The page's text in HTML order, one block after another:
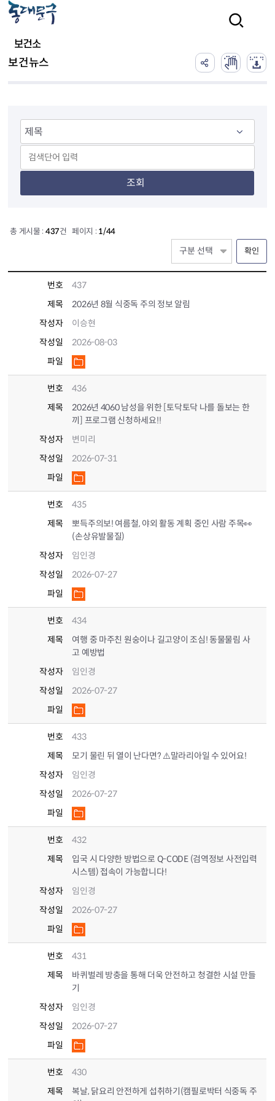
보건소
보건뉴스
조회
총 게시물 : 437건 페이지 : 1/44
확인
번호
437
제목
2026년 8월 식중독 주의 정보 알림
작성자
이승현
작성일
2026-08-03
파일
번호
436
제목
2026년 4060 남성을 위한 [토닥토닥 나를 돌보는 한
끼] 프로그램 신청하세요!!
작성자
변미리
작성일
2026-07-31
파일
번호
435
제목
뽀득주의보! 여름철, 야외 활동 계획 중인 사람 주목👀
(손상유발물질)
작성자
임인경
작성일
2026-07-27
파일
번호
434
제목
여행 중 마주친 원숭이나 길고양이 조심! 동물물림 사
고 예방법
작성자
임인경
작성일
2026-07-27
파일
번호
433
제목
모기 물린 뒤 열이 난다면? ⚠️말라리아일 수 있어요!
작성자
임인경
작성일
2026-07-27
파일
번호
432
제목
입국 시 다양한 방법으로 Q-CODE (검역정보 사전입력
시스템) 접속이 가능합니다!
작성자
임인경
작성일
2026-07-27
파일
번호
431
제목
바퀴벌레 방충을 통해 더욱 안전하고 청결한 시설 만들
기
작성자
임인경
작성일
2026-07-27
파일
번호
430
제목
복날, 닭요리 안전하게 섭취하기(캠필로박터 식중독 주